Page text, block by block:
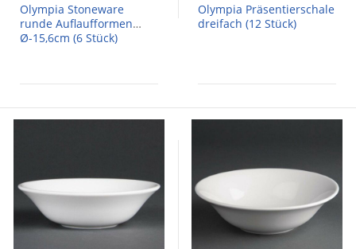
Olympia Stoneware
runde Auflaufformen
Ø-15,6cm (6 Stück)
Olympia Präsentierschale
dreifach (12 Stück)